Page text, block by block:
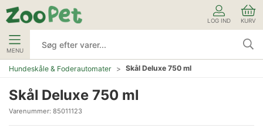
LOG IND KURV
MENU
Hundeskåle & Foderautomater Skål Deluxe 750 ml
Skål Deluxe 750 ml
Varenummer: 85011123